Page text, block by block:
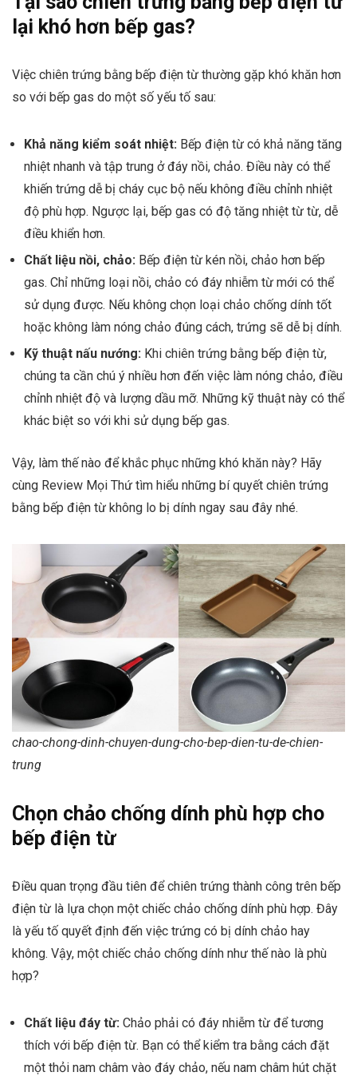
lại khó hơn bếp gas?
Việc chiên trứng bằng bếp điện từ thường gặp khó khăn hơn
so với bếp gas do một số yếu tố sau:
Khả năng kiểm soát nhiệt: Bếp điện từ có khả năng tăng
nhiệt nhanh và tập trung ở đáy nồi, chảo. Điều này có thể
khiến trứng dễ bị cháy cục bộ nếu không điều chỉnh nhiệt
độ phù hợp. Ngược lại, bếp gas có độ tăng nhiệt từ từ, dễ
điều khiển hơn.
Chất liệu nồi, chảo: Bếp điện từ kén nồi, chảo hơn bếp
gas. Chỉ những loại nồi, chảo có đáy nhiễm từ mới có thể
sử dụng được. Nếu không chọn loại chảo chống dính tốt
hoặc không làm nóng chảo đúng cách, trứng sẽ dễ bị dính.
Kỹ thuật nấu nướng: Khi chiên trứng bằng bếp điện từ,
chúng ta cần chú ý nhiều hơn đến việc làm nóng chảo, điều
chỉnh nhiệt độ và lượng dầu mỡ. Những kỹ thuật này có thể
khác biệt so với khi sử dụng bếp gas.
Vậy, làm thế nào để khắc phục những khó khăn này? Hãy
cùng Review Mọi Thứ tìm hiểu những bí quyết chiên trứng
bằng bếp điện từ không lo bị dính ngay sau đây nhé.
chao-chong-dinh-chuyen-dung-cho-bep-dien-tu-de-chien-
trung
Chọn chảo chống dính phù hợp cho
bếp điện từ
Điều quan trọng đầu tiên để chiên trứng thành công trên bếp
điện từ là lựa chọn một chiếc chảo chống dính phù hợp. Đây
là yếu tố quyết định đến việc trứng có bị dính chảo hay
không. Vậy, một chiếc chảo chống dính như thế nào là phù
hợp?
Chất liệu đáy từ: Chảo phải có đáy nhiễm từ để tương
thích với bếp điện từ. Bạn có thể kiểm tra bằng cách đặt
một thỏi nam châm vào đáy chảo, nếu nam châm hút chặt